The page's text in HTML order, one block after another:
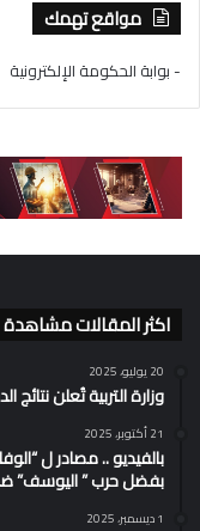
مواقع تهمك
- بوابة الحكومة الإلكترونية
اكثر المقالات مشاهدة
20 يوليو، 2025
وزارة التربية تُعلن
21 أكتوبر، 2025
بالفيديو .. مصادر ل
بفضل حرب ” اليوسف”
1 ديسمبر، 2025